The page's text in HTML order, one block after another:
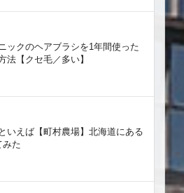
ックのヘアブラシを1年間使った
法【クセ毛／多い】
いえば【町村農場】北海道にある
みた